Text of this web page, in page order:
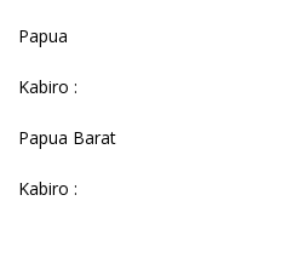
Papua
Kabiro :
Papua Barat
Kabiro :